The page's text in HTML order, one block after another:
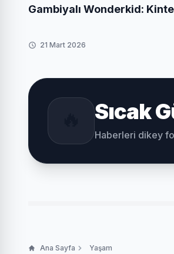
Gambiyalı Wonderkid:
Euro'luk Yarış!
21 Mart 2026
Sıcak
Haberleri dikey
Ana Sayfa Yaşam